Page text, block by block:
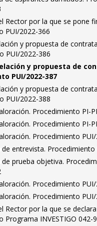
Rector por la que se pone
PUI/2022-366
y propuesta de
PUI/2022-386
y propuesta de
PUI/2022-387
y propuesta de
PUI/2022-388
Procedimiento PI-
Procedimiento PI-
Procedimiento
entrevista. Procedimiento
prueba objetiva.
Procedimiento
Procedimiento
Rector por la que se
Programa INVESTIGO 042-